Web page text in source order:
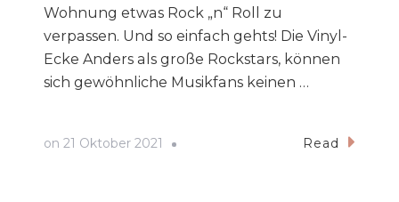
Wohnung etwas Rock „n“ Roll zu
verpassen. Und so einfach gehts! Die Vinyl-
Ecke Anders als große Rockstars, können
sich gewöhnliche Musikfans keinen …
on 21 Oktober 2021 Read